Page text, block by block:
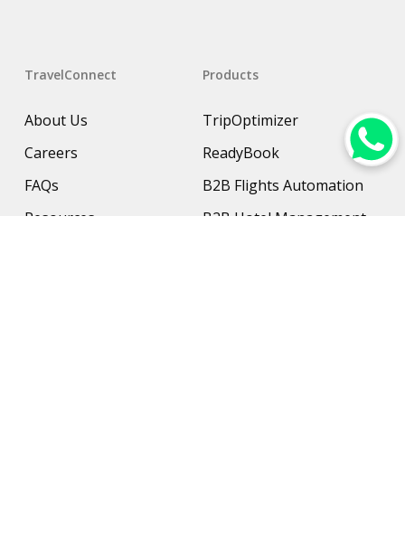
TravelConnect
About Us
Careers
FAQs
Resources
Products
TripOptimizer
ReadyBook
B2B Flights Automation
B2B Hotel Management